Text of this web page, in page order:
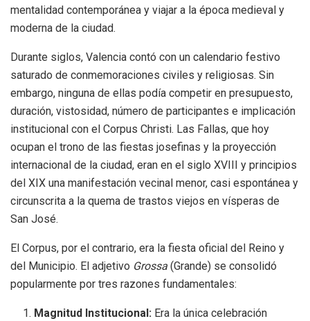
mentalidad contemporánea y viajar a la época medieval y
moderna de la ciudad.
Durante siglos, Valencia contó con un calendario festivo
saturado de conmemoraciones civiles y religiosas. Sin
embargo, ninguna de ellas podía competir en presupuesto,
duración, vistosidad, número de participantes e implicación
institucional con el Corpus Christi. Las Fallas, que hoy
ocupan el trono de las fiestas josefinas y la proyección
internacional de la ciudad, eran en el siglo XVIII y principios
del XIX una manifestación vecinal menor, casi espontánea y
circunscrita a la quema de trastos viejos en vísperas de
San José.
El Corpus, por el contrario, era la fiesta oficial del Reino y
del Municipio. El adjetivo Grossa (Grande) se consolidó
popularmente por tres razones fundamentales:
Magnitud Institucional: Era la única celebración